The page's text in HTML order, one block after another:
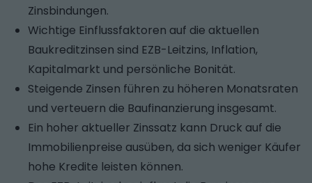
Zinsbindungen.
Wichtige Einflussfaktoren auf die aktuellen
Baukreditzinsen sind EZB-Leitzins, Inflation,
Kapitalmarkt und persönliche Bonität.
Steigende Zinsen führen zu höheren Monatsraten
und verteuern die Baufinanzierung insgesamt.
Ein hoher aktueller Zinssatz kann Druck auf die
Immobilienpreise ausüben, da sich weniger Käufer
hohe Kredite leisten können.